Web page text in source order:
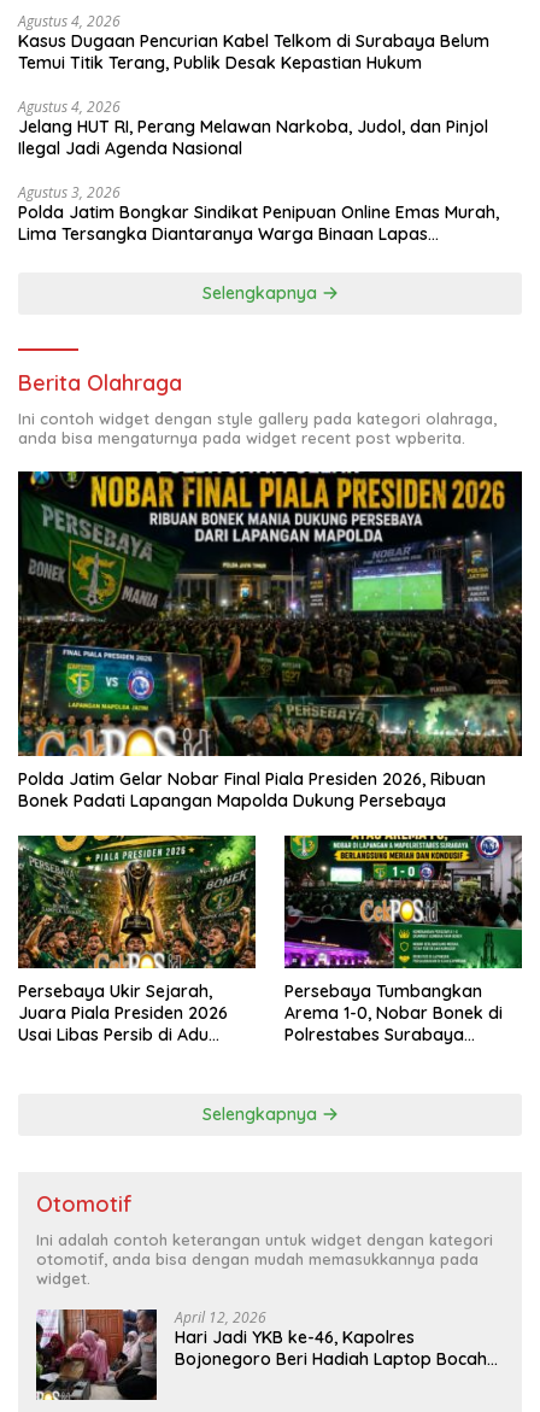
Agustus 4, 2026
Kasus Dugaan Pencurian Kabel Telkom di Surabaya Belum
Temui Titik Terang, Publik Desak Kepastian Hukum
Agustus 4, 2026
Jelang HUT RI, Perang Melawan Narkoba, Judol, dan Pinjol
Ilegal Jadi Agenda Nasional
Agustus 3, 2026
Polda Jatim Bongkar Sindikat Penipuan Online Emas Murah,
Lima Tersangka Diantaranya Warga Binaan Lapas
Selengkapnya
Berita Olahraga
Ini contoh widget dengan style gallery pada kategori olahraga,
anda bisa mengaturnya pada widget recent post wpberita.
Polda Jatim Gelar Nobar Final Piala Presiden 2026, Ribuan
Bonek Padati Lapangan Mapolda Dukung Persebaya
Persebaya Ukir Sejarah,
Juara Piala Presiden 2026
Usai Libas Persib di Adu
Persebaya Tumbangkan
Arema 1-0, Nobar Bonek di
Polrestabes Surabaya
Selengkapnya
Otomotif
Ini adalah contoh keterangan untuk widget dengan kategori
otomotif, anda bisa dengan mudah memasukkannya pada
widget.
April 12, 2026
Hari Jadi YKB ke-46, Kapolres
Bojonegoro Beri Hadiah Laptop Bocah